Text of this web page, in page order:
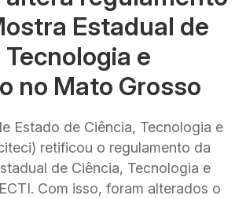
Estadual de
e
no Mato Grosso
Estado de Ciência, Tecnologia e
retificou o regulamento da
de Ciência, Tecnologia e
Com isso, foram alterados o